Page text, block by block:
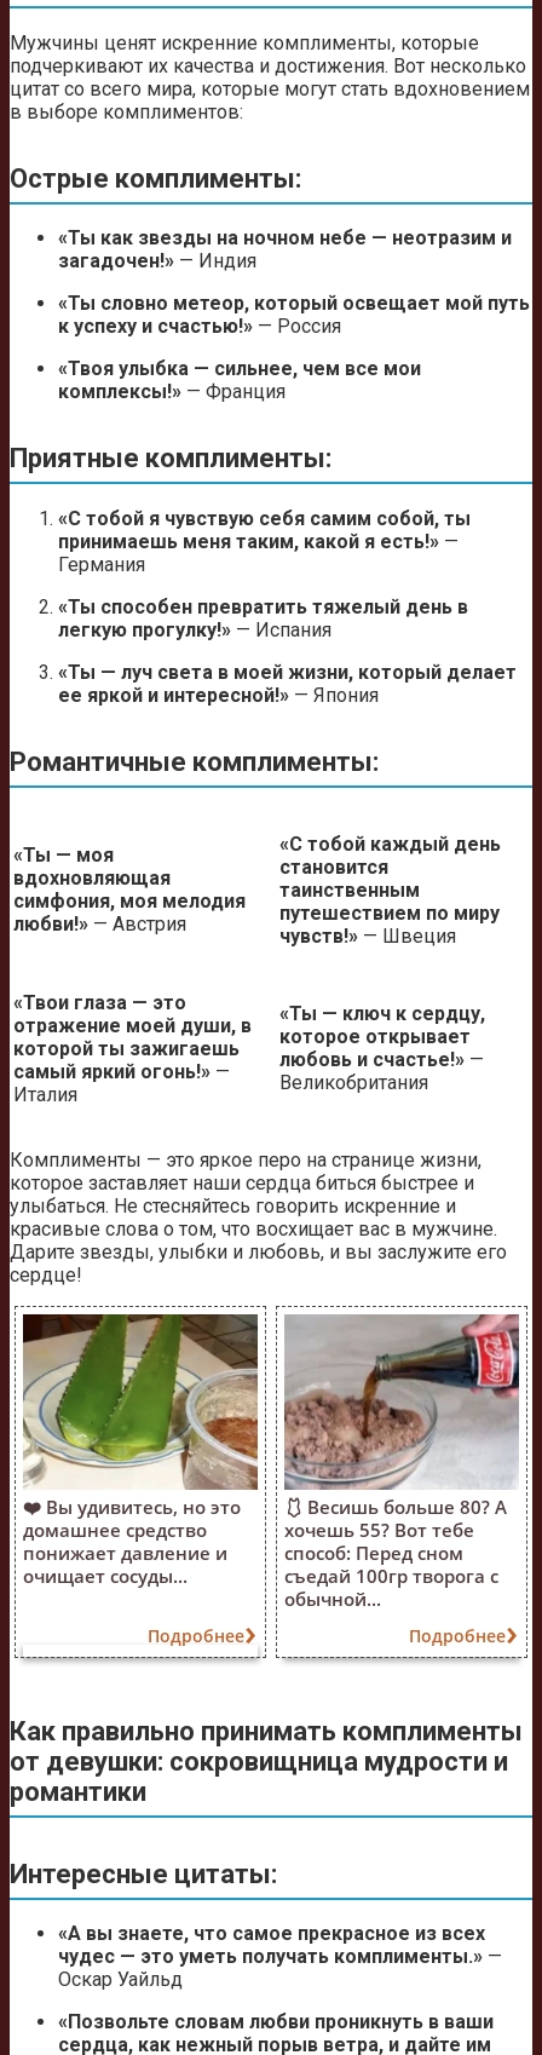
Мужчины ценят искренние комплименты, которые
подчеркивают их качества и достижения. Вот несколько
цитат со всего мира, которые могут стать вдохновением
в выборе комплиментов:
Острые комплименты:
«Ты как звезды на ночном небе — неотразим и
загадочен!» — Индия
«Ты словно метеор, который освещает мой путь
к успеху и счастью!» — Россия
«Твоя улыбка — сильнее, чем все мои
комплексы!» — Франция
Приятные комплименты:
«С тобой я чувствую себя самим собой, ты
принимаешь меня таким, какой я есть!» —
Германия
«Ты способен превратить тяжелый день в
легкую прогулку!» — Испания
«Ты — луч света в моей жизни, который делает
ее яркой и интересной!» — Япония
Романтичные комплименты:
«Ты — моя
вдохновляющая
симфония, моя мелодия
любви!» — Австрия
«С тобой каждый день
становится
таинственным
путешествием по миру
чувств!» — Швеция
«Твои глаза — это
отражение моей души, в
которой ты зажигаешь
самый яркий огонь!» —
Италия
«Ты — ключ к сердцу,
которое открывает
любовь и счастье!» —
Великобритания
Комплименты — это яркое перо на странице жизни,
которое заставляет наши сердца биться быстрее и
улыбаться. Не стесняйтесь говорить искренние и
красивые слова о том, что восхищает вас в мужчине.
Дарите звезды, улыбки и любовь, и вы заслужите его
сердце!
❤️ Вы удивитесь, но это
домашнее средство
понижает давление и
очищает сосуды...
Подробнее
🩱 Весишь больше 80? А
хочешь 55? Вот тебе
способ: Перед сном
съедай 100гр творога с
обычной...
Подробнее
Как правильно принимать комплименты
от девушки: сокровищница мудрости и
романтики
Интересные цитаты:
«А вы знаете, что самое прекрасное из всех
чудес — это уметь получать комплименты.» —
Оскар Уайльд
«Позвольте словам любви проникнуть в ваши
сердца, как нежный порыв ветра, и дайте им